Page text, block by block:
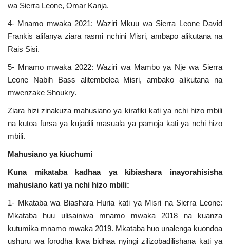
wa Sierra Leone, Omar Kanja.
4- Mnamo mwaka 2021: Waziri Mkuu wa Sierra Leone David
Frankis alifanya ziara rasmi nchini Misri, ambapo alikutana na
Rais Sisi.
5- Mnamo mwaka 2022: Waziri wa Mambo ya Nje wa Sierra
Leone Nabih Bass alitembelea Misri, ambako alikutana na
mwenzake Shoukry.
Ziara hizi zinakuza mahusiano ya kirafiki kati ya nchi hizo mbili
na kutoa fursa ya kujadili masuala ya pamoja kati ya nchi hizo
mbili.
Mahusiano ya kiuchumi
Kuna mikataba kadhaa ya kibiashara inayorahisisha
mahusiano kati ya nchi hizo mbili:
1- Mkataba wa Biashara Huria kati ya Misri na Sierra Leone:
Mkataba huu ulisainiwa mnamo mwaka 2018 na kuanza
kutumika mnamo mwaka 2019. Mkataba huo unalenga kuondoa
ushuru wa forodha kwa bidhaa nyingi zilizobadilishana kati ya